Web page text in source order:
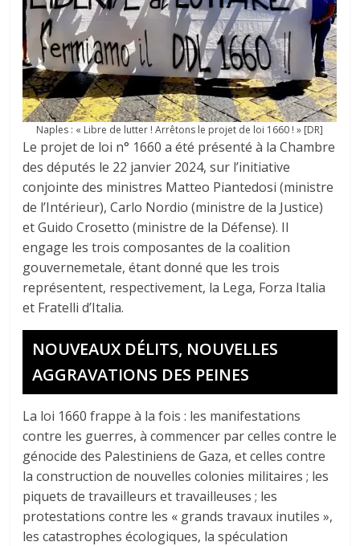
Naples : « Libre de lutter ! Arrêtons le projet de loi 1660 ! » [DR]
Le projet de loi n° 1660 a été présenté à la Chambre
des députés le 22 janvier 2024, sur l’initiative
conjointe des ministres Matteo Piantedosi (ministre
de l’Intérieur), Carlo Nordio (ministre de la Justice)
et Guido Crosetto (ministre de la Défense). Il
engage les trois composantes de la coalition
gouvernemetale, étant donné que les trois
représentent, respectivement, la Lega, Forza Italia
et Fratelli d’Italia.
NOUVEAUX DÉLITS, NOUVELLES
AGGRAVATIONS DES PEINES
La loi 1660 frappe à la fois : les manifestations
contre les guerres, à commencer par celles contre le
génocide des Palestiniens de Gaza, et celles contre
la construction de nouvelles colonies militaires ; les
piquets de travailleurs et travailleuses ; les
protestations contre les « grands travaux inutiles »,
les catastrophes écologiques, la spéculation